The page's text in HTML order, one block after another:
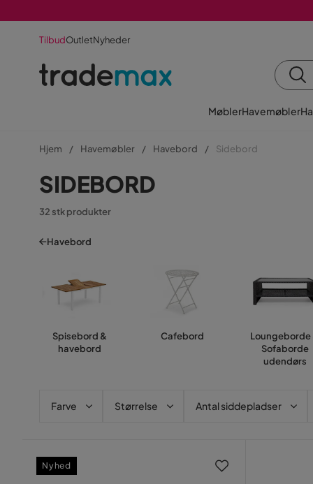
TilbudOutletNyheder
MøblerHavemøbler
Hjem Havemøbler Havebord Sidebord
SIDEBORD
32 stk produkter
Havebord
Spisebord &
havebord
Cafebord
Loungeborde
Sofaborde
udendørs
Farve Størrelse Antal siddepladser
Nyhed